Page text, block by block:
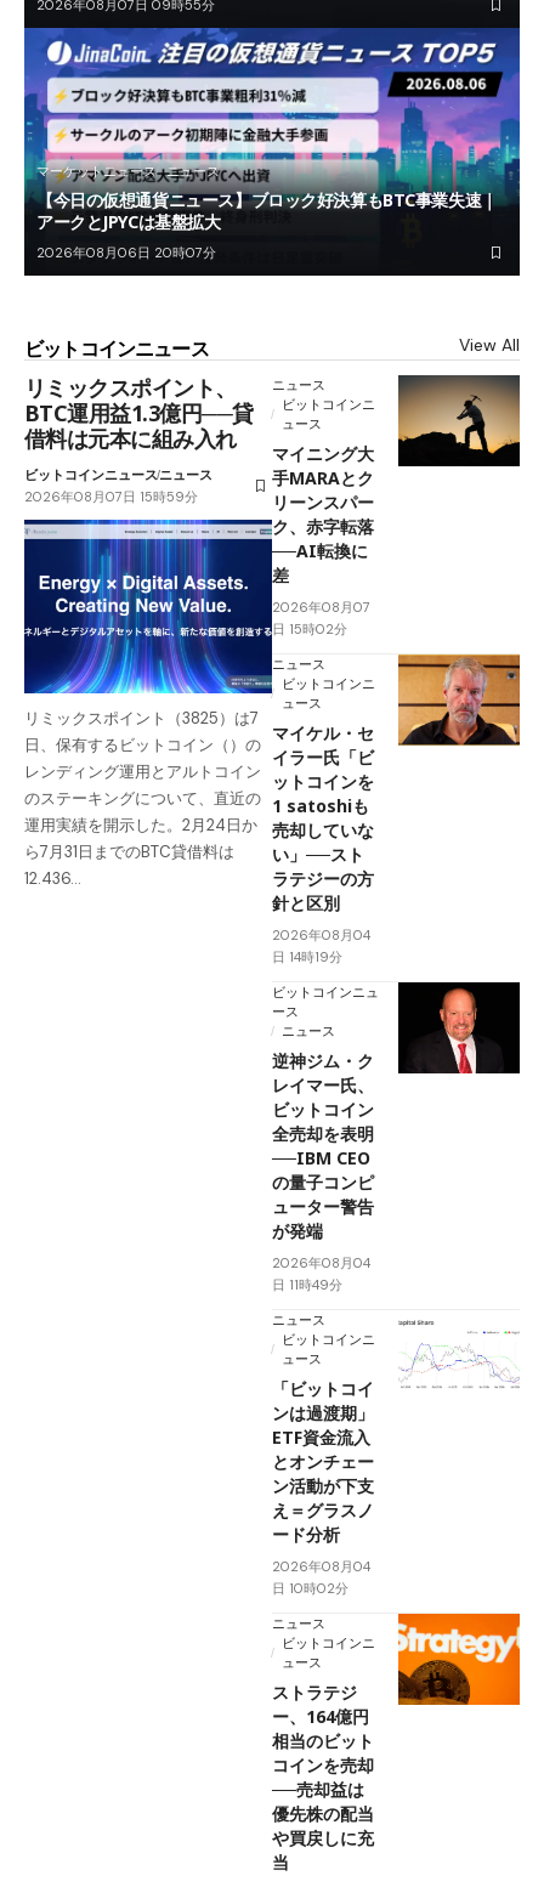
2026年08月07日 09時55分
マーケットニュース ニュース
【今日の仮想通貨ニュース】ブロック好決算もBTC事業失速｜
アークとJPYCは基盤拡大
2026年08月06日 20時07分
ビットコインニュース View All
リミックスポイント、
BTC運用益1.3億円──貸
借料は元本に組み入れ
ビットコインニュースニュース
2026年08月07日 15時59分
リミックスポイント（3825）は7
日、保有するビットコイン（）の
レンディング運用とアルトコイン
のステーキングについて、直近の
運用実績を開示した。2月24日か
ら7月31日までのBTC貸借料は
12.436…
ニュース
ビットコインニ
ュース
マイニング大
手MARAとク
リーンスパー
ク、赤字転落
──AI転換に
差
2026年08月07
日 15時02分
ニュース
ビットコインニ
ュース
マイケル・セ
イラー氏「ビ
ットコインを
1 satoshiも
売却していな
い」──スト
ラテジーの方
針と区別
2026年08月04
日 14時19分
ビットコインニュ
ース
ニュース
逆神ジム・ク
レイマー氏、
ビットコイン
全売却を表明
──IBM CEO
の量子コンピ
ューター警告
が発端
2026年08月04
日 11時49分
ニュース
ビットコインニ
ュース
「ビットコイ
ンは過渡期」
ETF資金流入
とオンチェー
ン活動が下支
え＝グラスノ
ード分析
2026年08月04
日 10時02分
ニュース
ビットコインニ
ュース
ストラテジ
ー、164億円
相当のビット
コインを売却
──売却益は
優先株の配当
や買戻しに充
当